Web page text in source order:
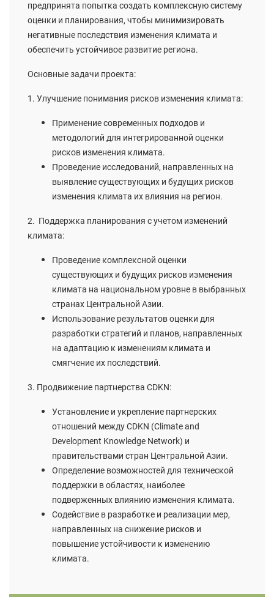
предпринята попытка создать комплексную систему
оценки и планирования, чтобы минимизировать
негативные последствия изменения климата и
обеспечить устойчивое развитие региона.
Основные задачи проекта:
1. Улучшение понимания рисков изменения климата:
Применение современных подходов и
методологий для интегрированной оценки
рисков изменения климата.
Проведение исследований, направленных на
выявление существующих и будущих рисков
изменения климата их влияния на регион.
2. Поддержка планирования с учетом изменений
климата:
Проведение комплексной оценки
существующих и будущих рисков изменения
климата на национальном уровне в выбранных
странах Центральной Азии.
Использование результатов оценки для
разработки стратегий и планов, направленных
на адаптацию к изменениям климата и
смягчение их последствий.
3. Продвижение партнерства CDKN:
Установление и укрепление партнерских
отношений между CDKN (Climate and
Development Knowledge Network) и
правительствами стран Центральной Азии.
Определение возможностей для технической
поддержки в областях, наиболее
подверженных влиянию изменения климата.
Содействие в разработке и реализации мер,
направленных на снижение рисков и
повышение устойчивости к изменению
климата.